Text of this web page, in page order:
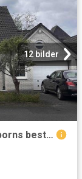
12 bilder
Freistehendes Einfamilienhaus in Herborns bester Wohnlage